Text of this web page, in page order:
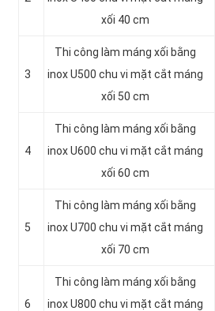
xối 40 cm
3
Thi công làm máng xối bằng
inoxU500 chu vi mặt cắt máng
xối 50 cm
4
Thi công làm máng xối bằng
inoxU600 chu vi mặt cắt máng
xối 60 cm
5
Thi công làm máng xối bằng
inoxU700 chu vi mặt cắt máng
xối 70 cm
6
Thi công làm máng xối bằng
inoxU800 chu vi mặt cắt máng